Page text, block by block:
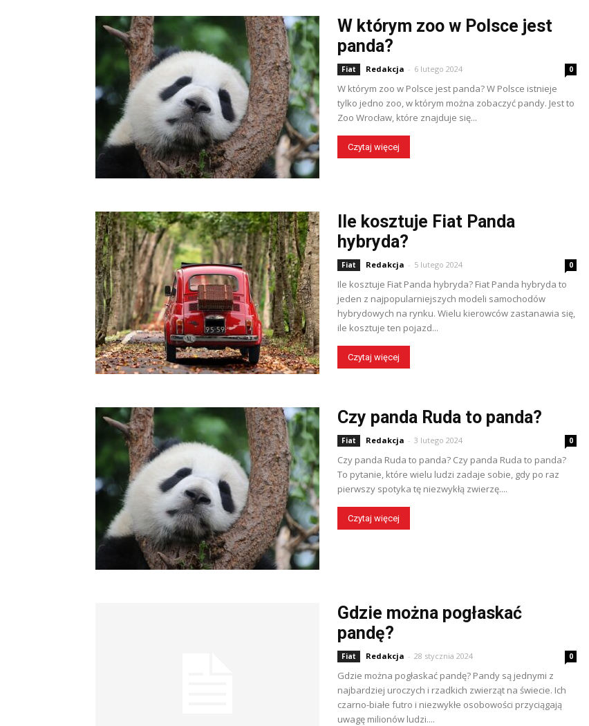
W którym zoo w Polsce jest
panda?
Fiat Redakcja - 6 lutego 2024 0
W którym zoo w Polsce jest panda? W Polsce istnieje
tylko jedno zoo, w którym można zobaczyć pandy. Jest to
Zoo Wrocław, które znajduje się...
Czytaj więcej
Ile kosztuje Fiat Panda
hybryda?
Fiat Redakcja - 5 lutego 2024 0
Ile kosztuje Fiat Panda hybryda? Fiat Panda hybryda to
jeden z najpopularniejszych modeli samochodów
hybrydowych na rynku. Wielu kierowców zastanawia się,
ile kosztuje ten pojazd...
Czytaj więcej
Czy panda Ruda to panda?
Fiat Redakcja - 3 lutego 2024 0
Czy panda Ruda to panda? Czy panda Ruda to panda?
To pytanie, które wielu ludzi zadaje sobie, gdy po raz
pierwszy spotyka tę niezwykłą zwierzę....
Czytaj więcej
Gdzie można pogłaskać
pandę?
Fiat Redakcja - 28 stycznia 2024 0
Gdzie można pogłaskać pandę? Pandy są jednymi z
najbardziej uroczych i rzadkich zwierząt na świecie. Ich
czarno-białe futro i niezwykłe osobowości przyciągają
uwagę milionów ludzi....